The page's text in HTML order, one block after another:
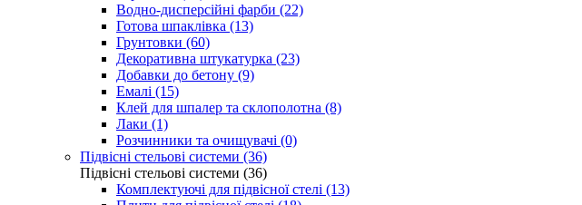
Водно-дисперсійні фарби (22)
Готова шпаклівка (13)
Грунтовки (60)
Декоративна штукатурка (23)
Добавки до бетону (9)
Емалі (15)
Клей для шпалер та склополотна (8)
Лаки (1)
Розчинники та очищувачі (0)
Підвісні стельові системи (36)
Підвісні стельові системи (36)
Комплектуючі для підвісної стелі (13)